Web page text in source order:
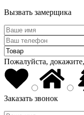
Вызвать замерщика
Пожалуйста,
Заказать звонок